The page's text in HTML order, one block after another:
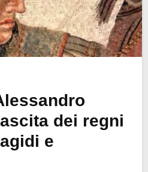
dei regni
e